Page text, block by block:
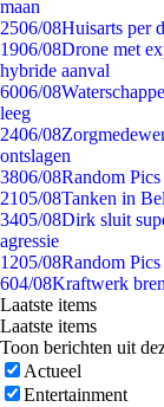
maan
2506/08Huisarts per
1906/08Drone met
hybride aanval
6006/08
leeg
2406/08
ontslagen
3806/08Random
2105/08Tanken in
3405/08Dirk sluit
agressie
1205/08Random
604/08Kraftwerk
Laatste items
Laatste items
Toon berichten uit
Actueel
Entertainment